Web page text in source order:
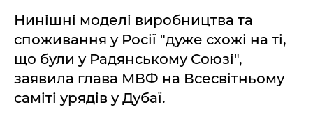
Нинішні моделі виробництва та
споживання у Росії "дуже схожі на ті,
що були у Радянському Союзі",
заявила глава МВФ на Всесвітньому
саміті урядів у Дубаї.